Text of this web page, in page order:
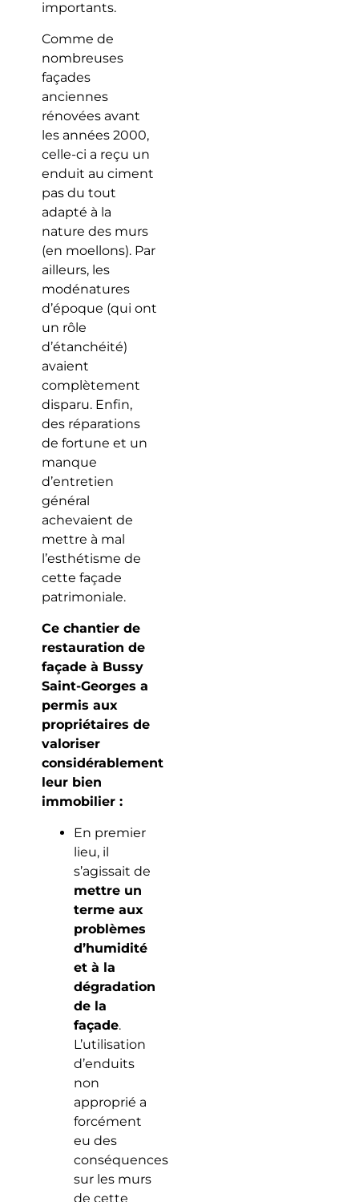
importants.
Comme de
nombreuses
façades
anciennes
rénovées avant
les années 2000,
celle-ci a reçu un
enduit au ciment
pas du tout
adapté à la
nature des murs
(en moellons). Par
ailleurs, les
modénatures
d’époque (qui ont
un rôle
d’étanchéité)
avaient
complètement
disparu. Enfin,
des réparations
de fortune et un
manque
d’entretien
général
achevaient de
mettre à mal
l’esthétisme de
cette façade
patrimoniale.
Ce chantier de
restauration de
façade à Bussy
Saint-Georges a
permis aux
propriétaires de
valoriser
considérablement
leur bien
immobilier :
En premier
lieu, il
s’agissait de
mettre un
terme aux
problèmes
d’humidité
et à la
dégradation
de la
façade.
L’utilisation
d’enduits
non
approprié a
forcément
eu des
conséquences
sur les murs
de cette